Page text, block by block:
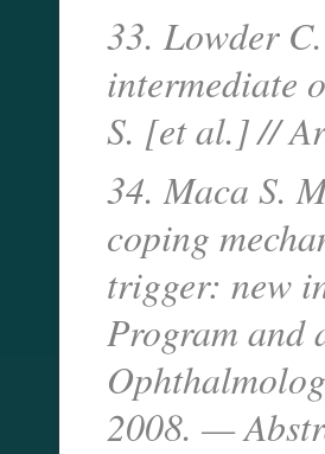
33. Lowder
intermediate
S. [et al.] //
34. Maca S.
coping
trigger: new
Program and
2008. —